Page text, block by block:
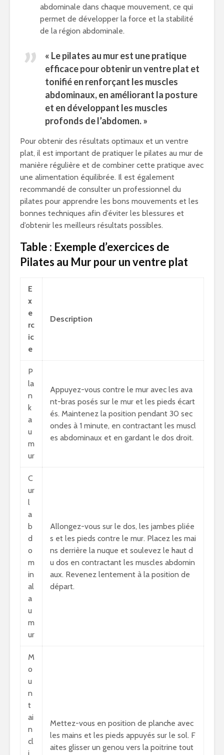
abdominale dans chaque mouvement, ce qui
permet de développer la force et la stabilité
de la région abdominale.
« Le pilates au mur est une pratique
efficace pour obtenir un ventre plat et
tonifié en renforçant les muscles
abdominaux, en améliorant la posture
et en développant les muscles
profonds de l’abdomen. »
Pour obtenir des résultats optimaux et un ventre
plat, il est important de pratiquer le pilates au mur de
manière régulière et de combiner cette pratique avec
une alimentation équilibrée. Il est également
recommandé de consulter un professionnel du
pilates pour apprendre les bons mouvements et les
bonnes techniques afin d’éviter les blessures et
d’obtenir les meilleurs résultats possibles.
Table : Exemple d’exercices de
Pilates au Mur pour un ventre plat
E
x
e
rc
ic
e
Description
P
la
n
k
a
u
m
ur
Appuyez-vous contre le mur avec les ava
nt-bras posés sur le mur et les pieds écart
és. Maintenez la position pendant 30 sec
ondes à 1 minute, en contractant les muscl
es abdominaux et en gardant le dos droit.
C
ur
l
a
b
d
o
m
in
al
a
u
m
ur
Allongez-vous sur le dos, les jambes pliée
s et les pieds contre le mur. Placez les mai
ns derrière la nuque et soulevez le haut d
u dos en contractant les muscles abdomin
aux. Revenez lentement à la position de
départ.
M
o
u
n
t
ai
n
cl
Mettez-vous en position de planche avec
les mains et les pieds appuyés sur le sol. F
aites glisser un genou vers la poitrine tout